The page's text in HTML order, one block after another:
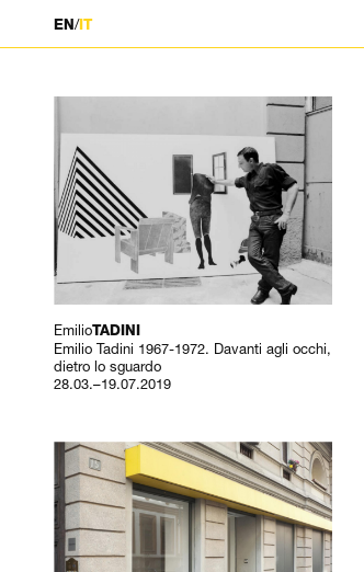
EmilioTADINI
Emilio Tadini 1967-1972. Davanti agli occhi,
dietro lo sguardo
28.03.–19.07.2019
EN/IT